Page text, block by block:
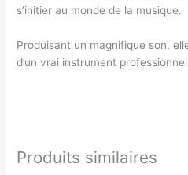
s’initier au monde de la musique.
Produisant un magnifique son,
d’un vrai instrument
Produits similaires